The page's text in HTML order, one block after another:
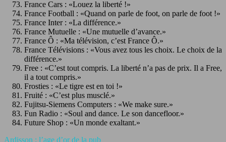
France Cars : «Louez la liberté !»
France Football : «Quand on parle de foot, on parle de foot !»
France Inter : «La différence.»
France Mutuelle : «Une mutuelle d’avance.»
France Ô : «Ma télévision, c’est France Ô.»
France Télévisions : «Vous avez tous les choix. Le choix de la
différence.»
Free : «C’est tout compris. La liberté n’a pas de prix. Il a Free,
il a tout compris.»
Frosties : «Le tigre est en toi !»
Fruité : «C’est plus musclé.»
Fujitsu-Siemens Computers : «We make sure.»
Fun Radio : «Soul and dance. Le son dancefloor.»
Future Shop : «Un monde exaltant.»
Ardisson : l’age d’or de la pub